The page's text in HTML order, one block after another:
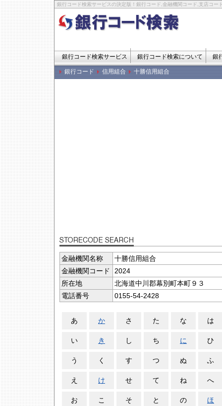
銀行コード検索サービスの決定版！銀行コード,金融機関コード,支店コー
銀行コード検索サービス 銀行コード検索について 銀
銀行コード 信用組合 十勝信用組合
金融機関名称
十勝信用組合
金融機関コード
2024
所在地
北海道中川郡幕別町本町９３
電話番号
0155-54-2428
あ か さ た な は
い き し ち に ひ
う く す つ ぬ ふ
え け せ て ね へ
お こ そ と の ほ